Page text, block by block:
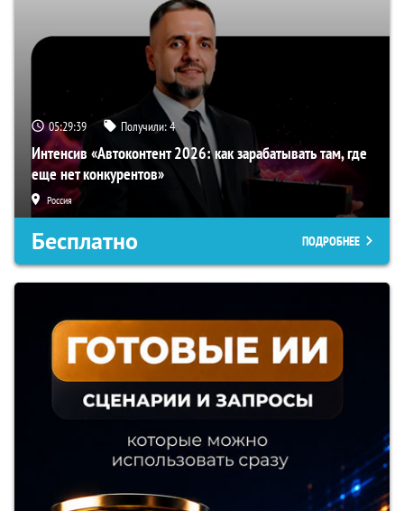
05:29:38 Получили:4
Интенсив «Автоконтент 2026: как зарабатывать там, где
еще нет конкурентов»
Россия
Бесплатно ПОДРОБНЕЕ